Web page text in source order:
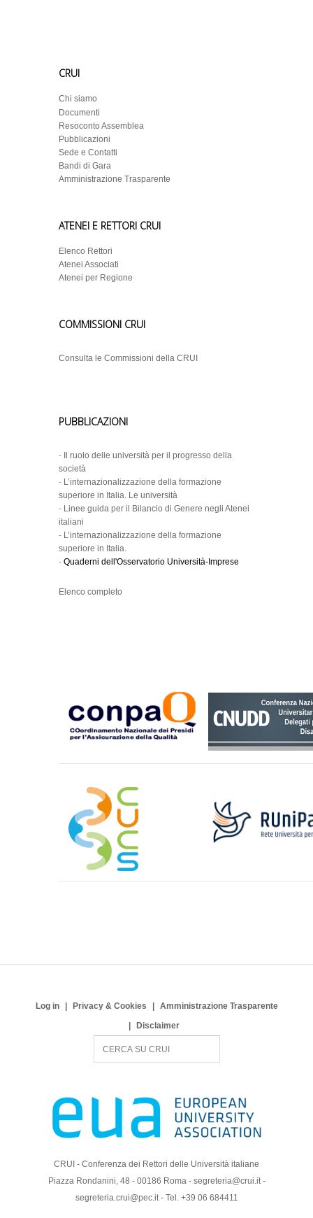
CRUI
Chi siamo
Documenti
Resoconto Assemblea
Pubblicazioni
Sede e Contatti
Bandi di Gara
Amministrazione Trasparente
ATENEI E RETTORI CRUI
Elenco Rettori
Atenei Associati
Atenei per Regione
COMMISSIONI CRUI
Consulta le Commissioni della CRUI
PUBBLICAZIONI
-
Il ruolo delle università per il progresso della
società
- L’internazionalizzazione della formazione
superiore in Italia. Le università
- Linee guida per il Bilancio di Genere negli Atenei
italiani
- L’internazionalizzazione della formazione
superiore in Italia.
- Quaderni dell'Osservatorio Università-Imprese
Elenco completo
Log in Privacy & Cookies
Amministrazione Trasparente
Disclaimer
c
CRUI - Conferenza dei Rettori delle Università italiane
Piazza Rondanini, 48 - 00186 Roma - segreteria@crui.it -
segreteria.crui@pec.it - Tel. +39 06 684411